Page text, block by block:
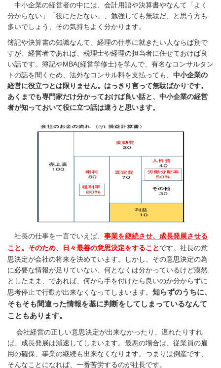
中小企業の経営者の中には、会計用語や決算書やなんて「よく
分からない」「役にたたない」、勉強しても無駄だ、と思う方も
多いでしょう、その気持ちよく分かります。
簿記や決算書の知識なんて、経理の仕事に就きたい人ならば別で
すが、経営者であれば、税理士や経理の担当者に任せておけば良
い話です。簿記やMBA(経営学修士)を学んで、有名なコンサルタン
トの話を聞くため、法外なコンサル料を支払っても、 中小企業の
経営に役立つとは限りません。 はっきり言って無駄ばかりです。
あくまでも専門家だけ分かっておけば良い話と、中小企業の経営
者が知っておいて役に立つ話は違うと思います。
社長の仕事を一言でいえば、 事業を継続させ、成長発展させる
こと。そのため、日々最善の意思決定をすることです。社長の意
思決定が会社の将来を決めています。
しかし、その意思決定の為
に必要な情報が足りていない、何となくは分かっているけど漠然
としたまま、であれば、何から手を付けたら良いのか分からずに
思考停止で行動が出来なくなってしまいます。 知らずのうちに、
そもそも間違った情報を基に判断をしてしまっているなんて
こともあります。
会社経営の正しい意思決定が出来なかったり、遅れたりすれ
ば、成長発展は減速してしまいます。最悪の場合は、従業員の雇
用の確保、事業の継続も出来なくなります。つまりは倒産です、
そんなことになれば、一番苦労するのが社長です。